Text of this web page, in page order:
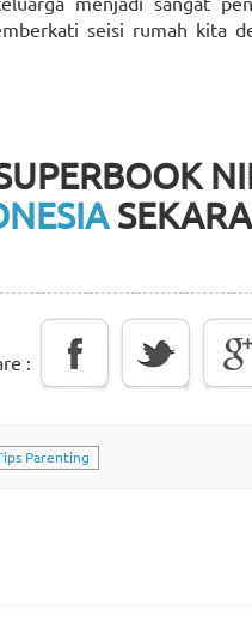
seisi rumah kita
:
Parenting